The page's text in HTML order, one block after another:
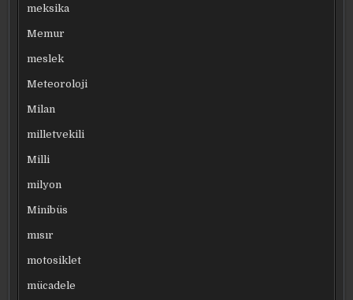
meksika
Memur
meslek
Meteoroloji
Milan
milletvekili
Milli
milyon
Minibüs
mısır
motosiklet
mücadele